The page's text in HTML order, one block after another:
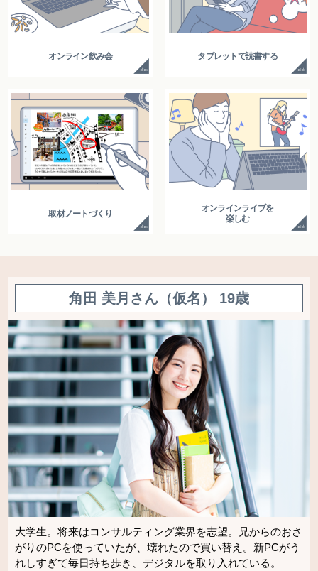
オンライン飲み会 タブレットで読書する
取材ノートづくり
オンラインライブを
楽しむ
角田 美月さん（仮名） 19歳
大学生。将来はコンサルティング業界を志望。兄からのおさ
がりのPCを使っていたが、壊れたので買い替え。新PCがう
れしすぎて毎日持ち歩き、デジタルを取り入れている。